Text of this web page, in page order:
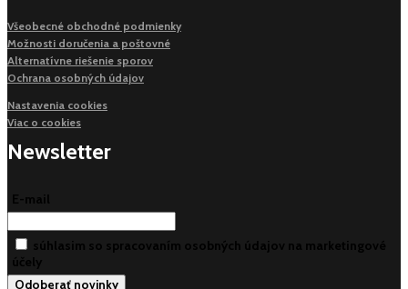
Všeobecné obchodné podmienky
Možnosti doručenia a poštovné
Alternatívne riešenie sporov
Ochrana osobných údajov
Nastavenia cookies
Viac o cookies
Newsletter
E-mail
súhlasim so spracovaním osobných údajov na marketingové
účely